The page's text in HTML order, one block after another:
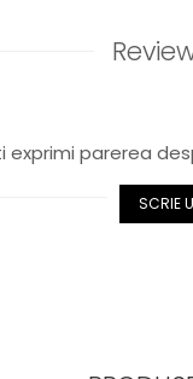
exprimi parerea
SCRIE